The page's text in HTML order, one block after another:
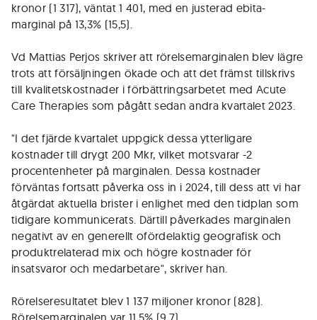
kronor (1 317), väntat 1 401, med en justerad ebita-
marginal på 13,3% (15,5).
Vd Mattias Perjos skriver att rörelsemarginalen blev lägre
trots att försäljningen ökade och att det främst tillskrivs
till kvalitetskostnader i förbättringsarbetet med Acute
Care Therapies som pågått sedan andra kvartalet 2023.
"I det fjärde kvartalet uppgick dessa ytterligare
kostnader till drygt 200 Mkr, vilket motsvarar -2
procentenheter på marginalen. Dessa kostnader
förväntas fortsatt påverka oss in i 2024, till dess att vi har
åtgärdat aktuella brister i enlighet med den tidplan som
tidigare kommunicerats. Därtill påverkades marginalen
negativt av en generellt ofördelaktig geografisk och
produktrelaterad mix och högre kostnader för
insatsvaror och medarbetare", skriver han.
Rörelseresultatet blev 1 137 miljoner kronor (828).
Rörelsemarginalen var 11,5% (9,7).